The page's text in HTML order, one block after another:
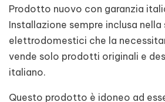
Prodotto nuovo con garanzia
Installazione sempre inclusa
elettrodomestici che la
vende solo prodotti originali e
italiano.
Questo prodotto è idoneo ad